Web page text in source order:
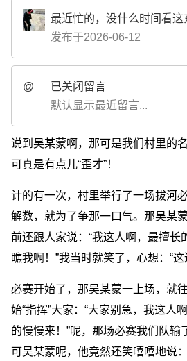
最近忙的，没什么时间看这
发布于2026-06-12
@
已关闭留言
默认显示最近留言...
说到吴某蒙啊，那可是我们村里的
可真是有点儿“歪才”！
计的有一次，村里举行了一场拔河
解数，就为了争那一口气。那吴某
前还跟人家说：“我这人啊，最擅长
瞧我啊！”我当时就笑了，心想：“
必赛开始了，那吴某蒙一上场，就
始“指挥”大家：“大家别急，我这人
的慢慢来！”呢，那场必赛我们队输
可吴某蒙呢，他竟然还笑嘻嘻地说